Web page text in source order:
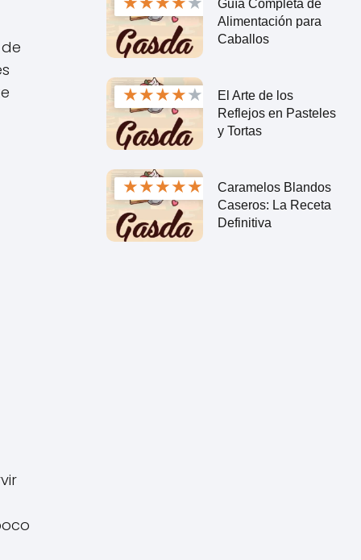
Guía Completa de
Alimentación para
Caballos
★★★★★
El Arte de los
Reflejos en Pasteles
y Tortas
★★★★★
Caramelos Blandos
Caseros: La Receta
Definitiva